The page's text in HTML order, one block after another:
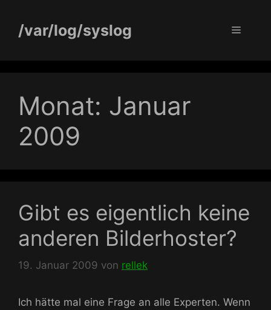
Inhalt
springen
/var/log/syslog Menü
Monat: Januar
2009
Gibt es eigentlich keine
anderen Bilderhoster?
19. Januar 2009 von rellek
Ich hätte mal eine Frage an alle Experten. Wenn